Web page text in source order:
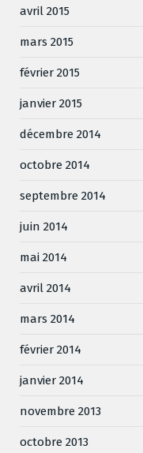
avril 2015
mars 2015
février 2015
janvier 2015
décembre 2014
octobre 2014
septembre 2014
juin 2014
mai 2014
avril 2014
mars 2014
février 2014
janvier 2014
novembre 2013
octobre 2013